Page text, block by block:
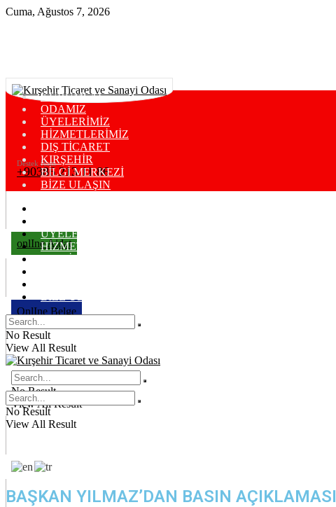
Cuma, Ağustos 7, 2026
Destek Hattı
+90386 213 11 86
onlIne Aidat
OnlIne Belge
No Result
View All Result
KURUMSAL
ODAMIZ
ÜYELERİMİZ
HİZMETLERİMİZ
DIŞ TİCARET
KIRŞEHİR
BİLGİ MERKEZİ
BİZE ULAŞIN
ÜYELERİMİZ
HİZMETLERİMİZ
DIŞ TİCARET
No Result
View All Result
No Result
View All Result
BAŞKAN YILMAZ’DAN BASIN AÇIKLAMASI